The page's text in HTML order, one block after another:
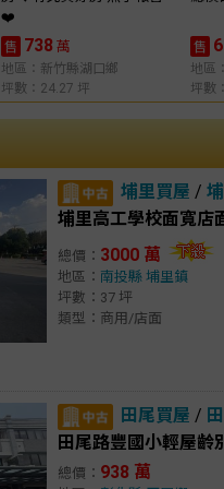
❤️
售 738 萬
地區：新竹縣湖口鄉
坪數：24.27 坪
售
地區
坪數
埔里買屋 /
埔里高工學校面寬店
總價： 3000 萬
地區： 南投縣 埔里鎮
坪數：37 坪
類型：商用/店面
田尾買屋 /
田尾路豐國小輕屋齡
總價： 938 萬